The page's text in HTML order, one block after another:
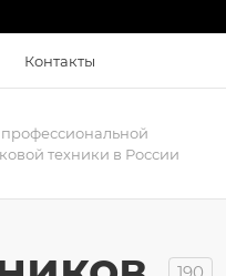
Контакты
техники в России